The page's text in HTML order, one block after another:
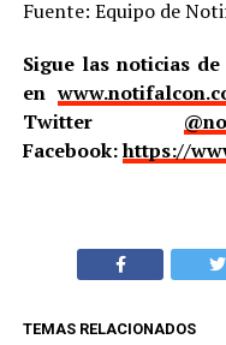
Fuente: Equipo de
Sigue las noticias
en
Twitter
Facebook:https://
TEMAS RELACIONADOS